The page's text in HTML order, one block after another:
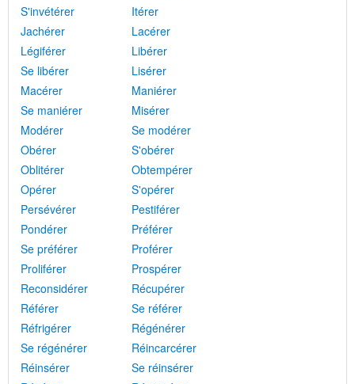
S'invétérer
Itérer
Jachérer
Lacérer
Légiférer
Libérer
Se libérer
Lisérer
Macérer
Maniérer
Se maniérer
Misérer
Modérer
Se modérer
Obérer
S'obérer
Oblitérer
Obtempérer
Opérer
S'opérer
Persévérer
Pestiférer
Pondérer
Préférer
Se préférer
Proférer
Proliférer
Prospérer
Reconsidérer
Récupérer
Référer
Se référer
Réfrigérer
Régénérer
Se régénérer
Réincarcérer
Réinsérer
Se réinsérer